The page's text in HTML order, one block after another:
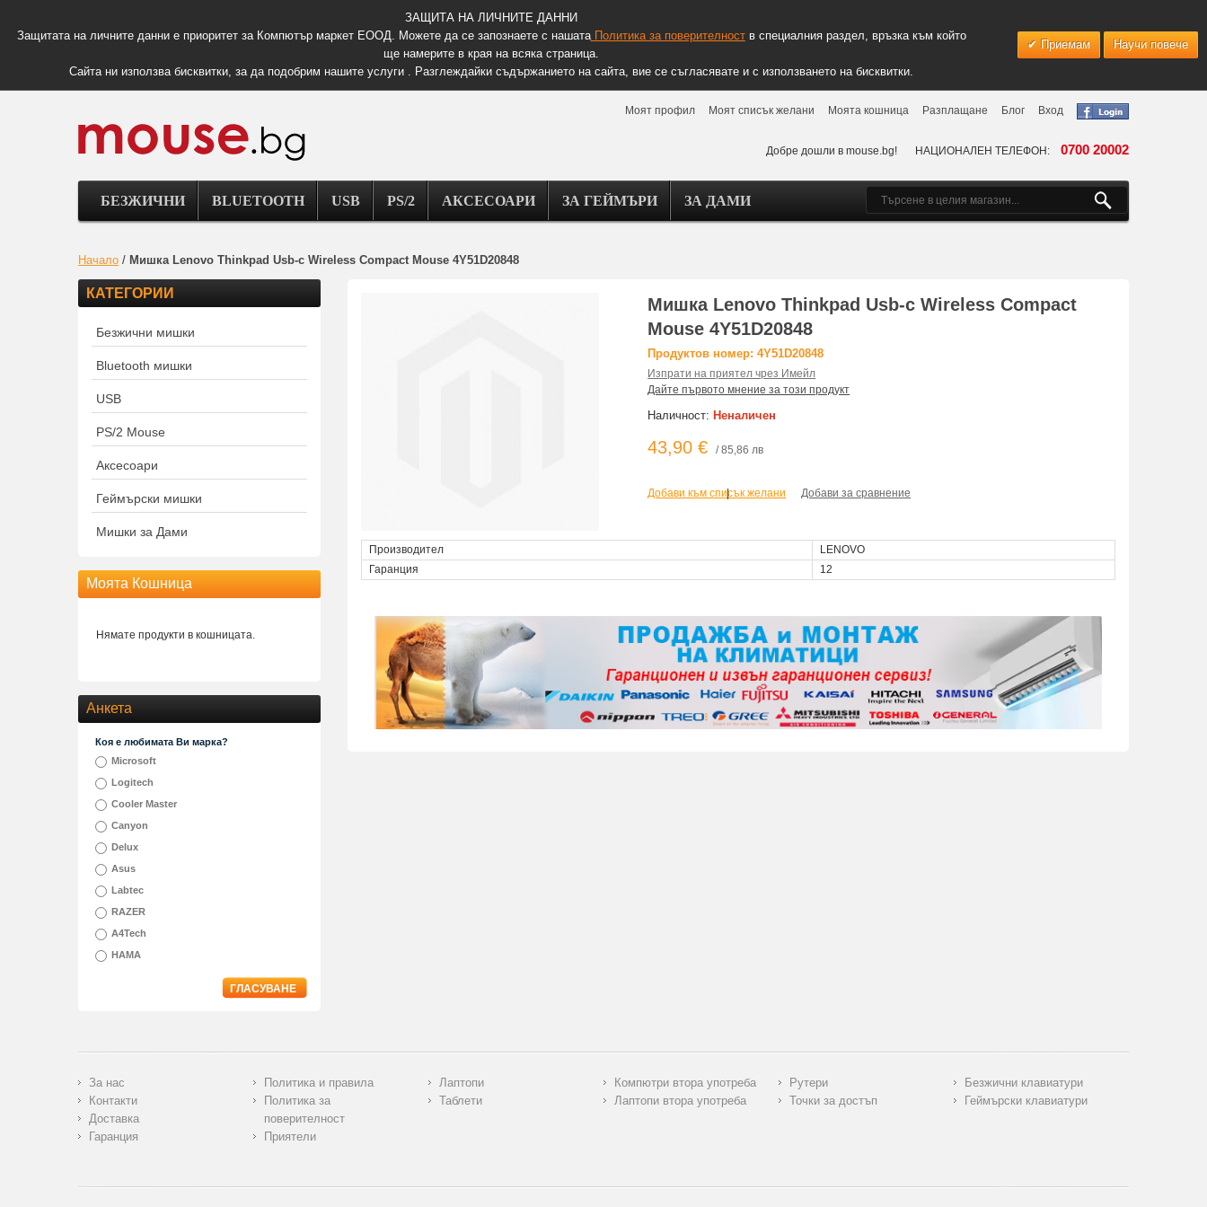
ЗАЩИТА НА ЛИЧНИТЕ ДАННИ
Защитата на личните данни е приоритет за Компютър маркет ЕООД. Можете да се запознаете с нашатаПолитика за поверителноств специалния раздел, връзка към който
ще намерите в края на всяка страница.
Сайта ни използва бисквитки, за да подобрим нашите услуги . Разглеждайки съдържанието на сайта, вие се съгласявате и с използването на бисквитки.
Приемам Научи повече
Моят профил Моят списък желани Моята кошница Разплащане Блог Вход
Добре дошли в mouse.bg! НАЦИОНАЛЕН ТЕЛЕФОН: 0700 20002
БЕЗЖИЧНИ BLUETOOTH USB PS/2 АКСЕСОАРИ ЗА ГЕЙМЪРИ ЗА ДАМИ
Начало / Мишка Lenovo Thinkpad Usb-c Wireless Compact Mouse 4Y51D20848
Мишка Lenovo Thinkpad Usb-c Wireless Compact
Mouse 4Y51D20848
Продуктов номер: 4Y51D20848
Изпрати на приятел чрез Имейл
Дайте първото мнение за този продукт
Наличност: Неналичен
43,90 € / 85,86 лв
Добави към списък желани
| Добави за сравнение
Производител
LENOVO
Гаранция
12
КАТЕГОРИИ
Безжични мишки
Bluetooth мишки
USB
PS/2 Mouse
Аксесоари
Геймърски мишки
Мишки за Дами
Моята Кошница
Нямате продукти в кошницата.
Анкета
Коя е любимата Ви марка?
Microsoft
Logitech
Cooler Master
Canyon
Delux
Asus
Labtec
RAZER
A4Tech
HAMA
ГЛАСУВАНЕ
За нас
Контакти
Доставка
Гаранция
Политика и правила
Политика за
поверителност
Приятели
Лаптопи
Таблети
Компютри втора употреба
Лаптопи втора употреба
Рутери
Точки за достъп
Безжични клавиатури
Геймърски клавиатури